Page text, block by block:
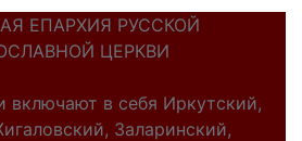
ЕПАРХИЯ РУССКОЙ
ЦЕРКВИ
включают в себя Иркутский,
Заларинский,